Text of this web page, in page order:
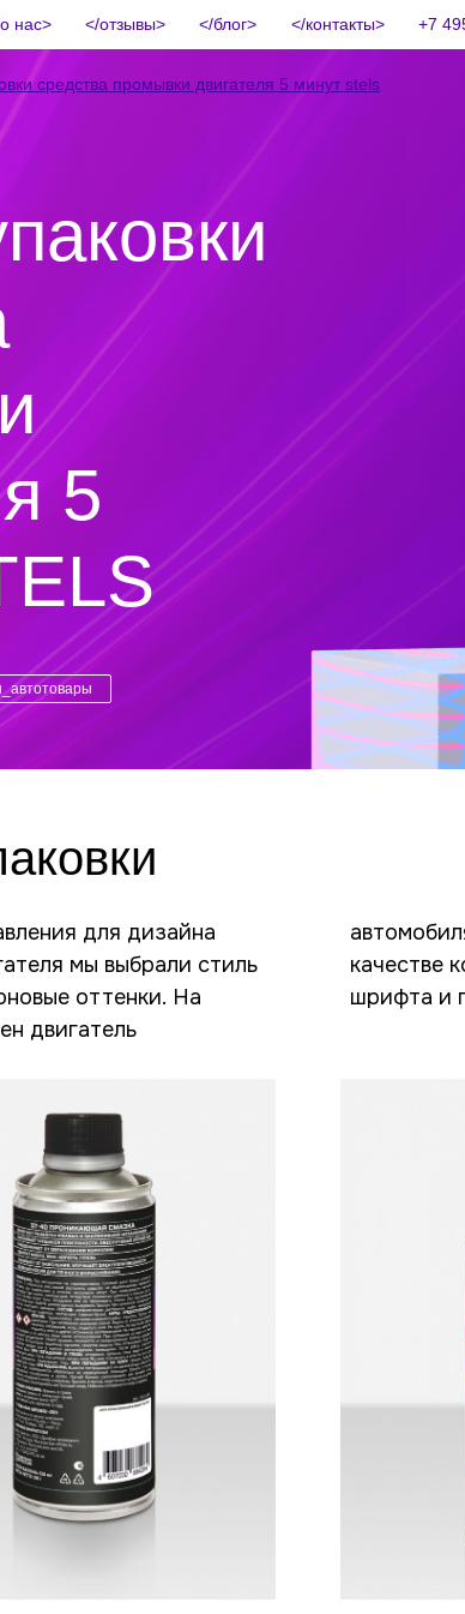
о нас отзывы блог контакты +7
средства промывки двигателя 5 минут stels
5
для дизайна
мы выбрали стиль
оттенки. На
двигатель
На второй, в
геометрия
шрифта и